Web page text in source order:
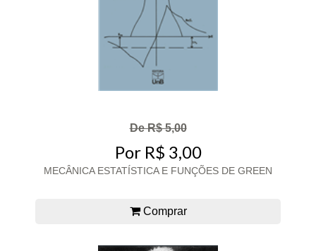
De R$ 5,00
Por R$ 3,00
MECÂNICA ESTATÍSTICA E FUNÇÕES DE GREEN
Comprar